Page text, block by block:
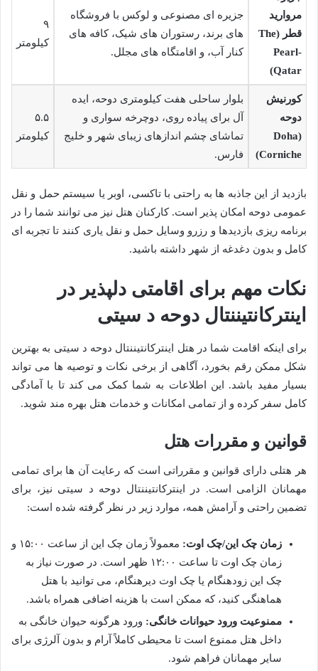
مروارید
قطر (The
Pearl-
Qatar)
جزیره ای مصنوعی و لوکس با فروشگاه
های برند، رستوران های شیک، کافه های
کنار آب، و اقامتگاه های مجلل.
۹
کیلومتر
کورنیش
دوحه
(Doha
Corniche)
بلوار ساحلی هفت کیلومتری دوحه، ایده
آل برای پیاده روی، دوچرخه سواری و
تماشای چشم اندازهای زیبای شهر و خلیج
فارس.
۵.۵
کیلومتر
بازدید از این جاذبه ها به راحتی با تاکسی، اوبر یا سیستم حمل و نقل
عمومی دوحه امکان پذیر است. کارکنان هتل نیز می توانند شما را در
برنامه ریزی بازدیدها و رزرو وسایل حمل و نقل یاری کنند تا تجربه ای
کامل و بدون دغدغه از شهر داشته باشید.
نکات مهم برای اقامتی دلپذیر در
اینترکانتیننتال دوحه د سیتی
برای اینکه اقامت شما در هتل اینترکانتیننتال دوحه د سیتی به بهترین
شکل ممکن رقم بخورد، آگاهی از برخی نکات و توصیه ها می تواند
بسیار مفید باشد. این اطلاعات به شما کمک می کند تا با آمادگی
کامل سفر کرده و از تمامی امکانات و خدمات هتل بهره مند شوید.
قوانین و مقررات هتل
هر هتلی دارای قوانین و مقرراتی است که رعایت آن ها برای تمامی
مهمانان الزامی است. در اینترکانتیننتال دوحه د سیتی نیز، برای
تضمین راحتی و آرامش همه، موارد زیر در نظر گرفته شده است:
زمان چک این/چک اوت:
معمولاً زمان چک این از ساعت ۱۵:۰۰ و
زمان چک اوت تا ساعت ۱۲:۰۰ ظهر است. در صورت نیاز به
چک این زودهنگام یا چک اوت دیرهنگام، می توانید با هتل
هماهنگی کنید، که ممکن است با هزینه اضافی همراه باشد.
ممنوعیت ورود حیوانات خانگی: ورود هرگونه حیوان خانگی به
داخل هتل ممنوع است تا محیطی کاملاً آرام و بدون آلرژی برای
سایر مهمانان فراهم شود.